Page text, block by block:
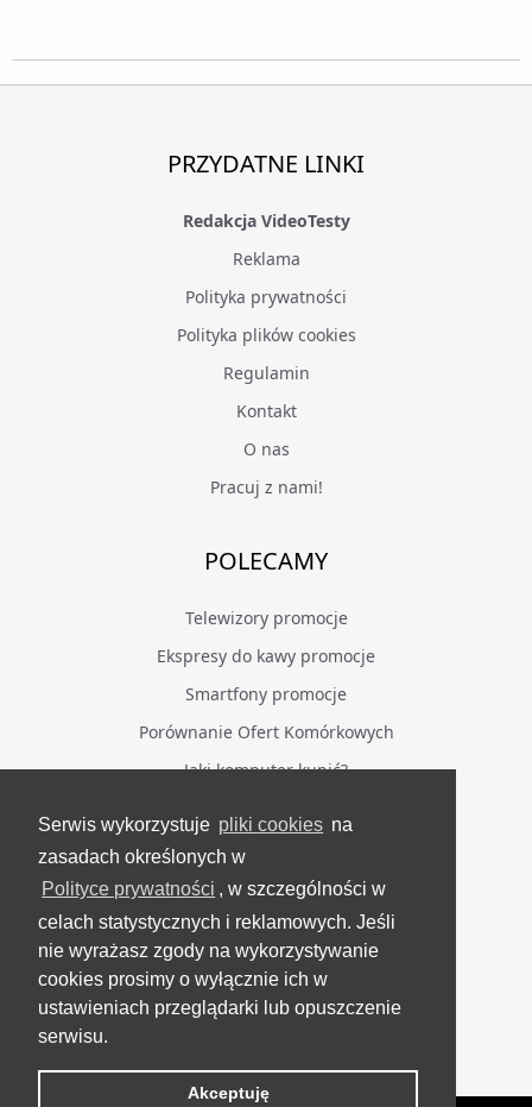
Serwis wykorzystuje pliki cookies na
zasadach określonych w
Polityce prywatności , w szczególności w
celach statystycznych i reklamowych. Jeśli
nie wyrażasz zgody na wykorzystywanie
cookies prosimy o wyłącznie ich w
ustawieniach przeglądarki lub opuszczenie
serwisu.
Akceptuję
PRZYDATNE LINKI
Redakcja VideoTesty
Reklama
Polityka prywatności
Polityka plików cookies
Regulamin
Kontakt
O nas
Pracuj z nami!
POLECAMY
Telewizory promocje
Ekspresy do kawy promocje
Smartfony promocje
Porównanie Ofert Komórkowych
Jaki komputer kupić?
BĄDŹ NA BIEŻĄCO
Facebook
Grupa Testerzy Videotestów
YouTube
Twitter